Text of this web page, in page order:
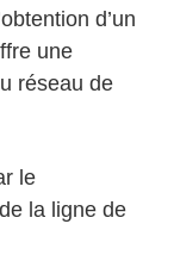
d’un
une
réseau de
le
la ligne de